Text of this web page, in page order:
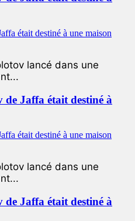
lancé dans une
Jaffa était destiné à
lancé dans une
Jaffa était destiné à